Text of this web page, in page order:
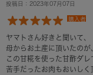
投稿日：2023年07月07日
購入者
ヤマトさん好きと聞いて、
母からお土産に頂いたのが
この甘糀を使った甘酢ダレ
苦手だったお肉もおいしく